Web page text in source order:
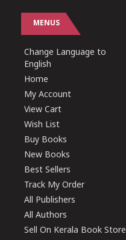
MENUS
Change Language to
English
Home
My Account
View Cart
Wish List
Buy Books
New Books
Best Sellers
Track My Order
All Publishers
All Authors
Sell On Kerala Book Store